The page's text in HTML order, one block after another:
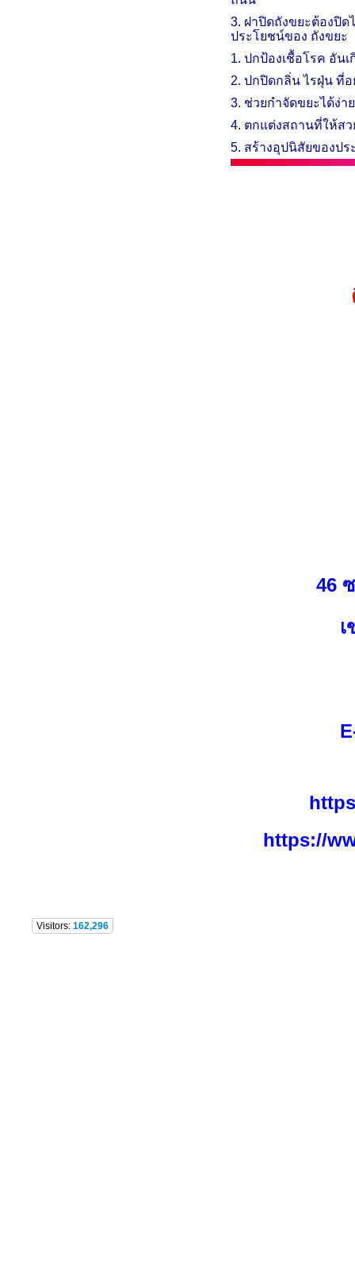
3. ฝา​ปิด​ถัง​ขยะ​ต้อง​ปิด​
ประโยชน์ของ ถังขยะ
1. ปกป้องเชื้อโรค อัน
2. ปกปิดกลิ่น ไรฝุ่น ที่
3. ช่วยกำจัดขยะได้ง่า
4. ตกแต่งสถานที่ให้ส
​5. สร้างอุปนิสัยของป
46
https://
Visitors: 162,296